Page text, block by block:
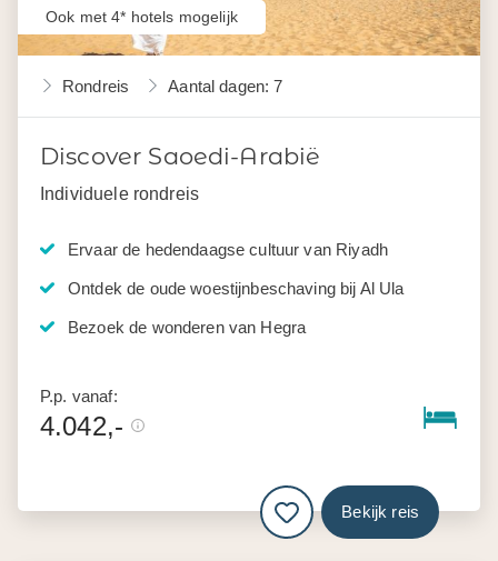
Rondreis Aantal dagen: 7
Discover Saoedi-Arabië
Individuele rondreis
Ervaar de hedendaagse cultuur van Riyadh
Ontdek de oude woestijnbeschaving bij Al Ula
Bezoek de wonderen van Hegra
Ook met 4* hotels mogelijk
P.p. vanaf:
4.042,-
Bekijk reis